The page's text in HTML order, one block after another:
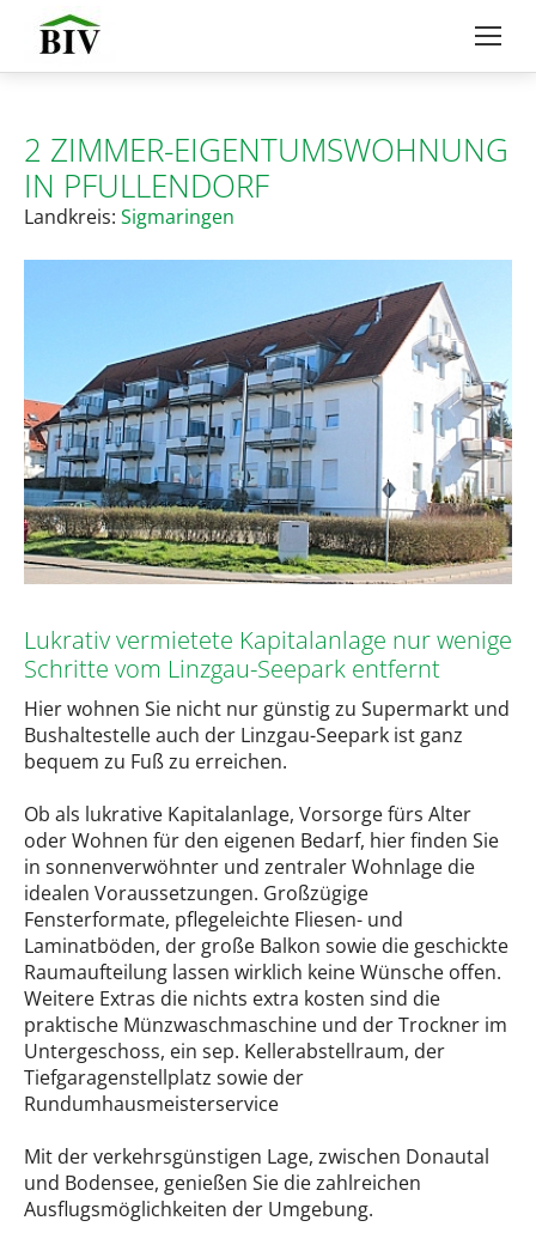
2 ZIMMER-EIGENTUMSWOHNUNG
IN PFULLENDORF
Landkreis: Sigmaringen
Lukrativ vermietete Kapitalanlage nur wenige
Schritte vom Linzgau-Seepark entfernt
Hier wohnen Sie nicht nur günstig zu Supermarkt und
Bushaltestelle auch der Linzgau-Seepark ist ganz
bequem zu Fuß zu erreichen.
Ob als lukrative Kapitalanlage, Vorsorge fürs Alter
oder Wohnen für den eigenen Bedarf, hier finden Sie
in sonnenverwöhnter und zentraler Wohnlage die
idealen Voraussetzungen. Großzügige
Fensterformate, pflegeleichte Fliesen- und
Laminatböden, der große Balkon sowie die geschickte
Raumaufteilung lassen wirklich keine Wünsche offen.
Weitere Extras die nichts extra kosten sind die
praktische Münzwaschmaschine und der Trockner im
Untergeschoss, ein sep. Kellerabstellraum, der
Tiefgaragenstellplatz sowie der
Rundumhausmeisterservice
Mit der verkehrsgünstigen Lage, zwischen Donautal
und Bodensee, genießen Sie die zahlreichen
Ausflugsmöglichkeiten der Umgebung.